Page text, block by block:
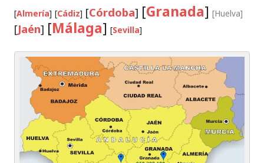
[Almería] [Cádiz] [Córdoba] [Granada] [Huelva]
[Jaén] [Málaga] [Sevilla]